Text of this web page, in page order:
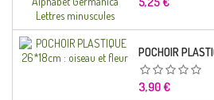
Prix
3,90 €